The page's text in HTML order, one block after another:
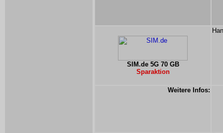
SIM.de 5G 70 GB
Sparaktion
Weitere Infos: